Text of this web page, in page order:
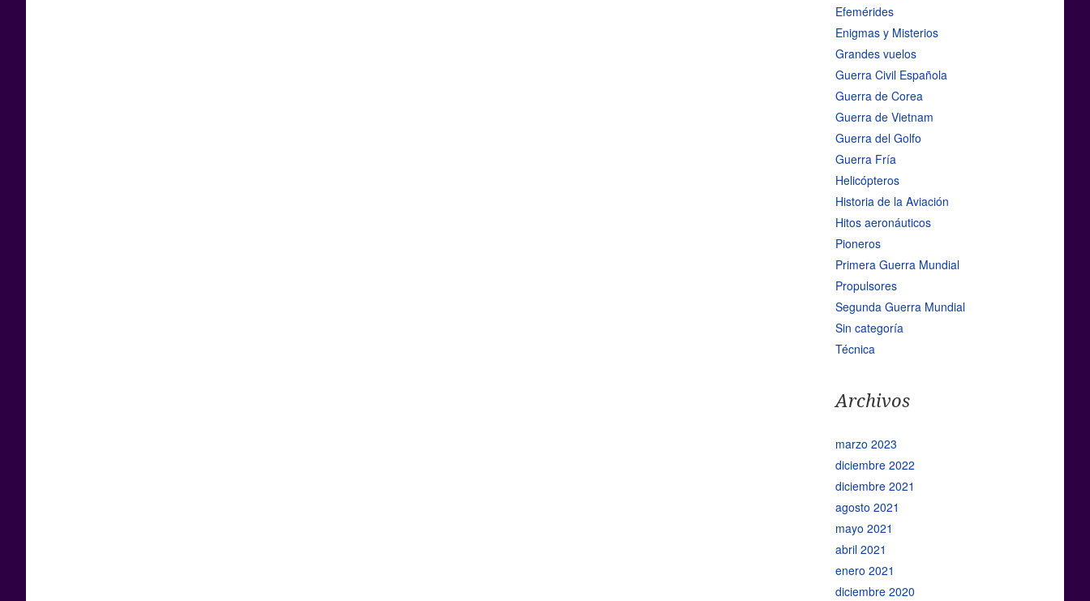
Efemérides
Enigmas y Misterios
Grandes vuelos
Guerra Civil Española
Guerra de Corea
Guerra de Vietnam
Guerra del Golfo
Guerra Fría
Helicópteros
Historia de la Aviación
Hitos aeronáuticos
Pioneros
Primera Guerra Mundial
Propulsores
Segunda Guerra Mundial
Sin categoría
Técnica
Archivos
marzo 2023
diciembre 2022
diciembre 2021
agosto 2021
mayo 2021
abril 2021
enero 2021
diciembre 2020